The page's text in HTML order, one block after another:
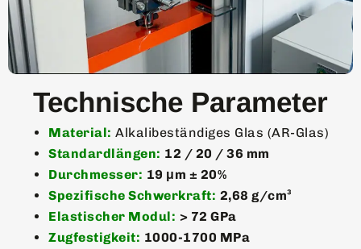
Technische Parameter
Material: Alkalibeständiges Glas (AR-Glas)
Standardlängen: 12 / 20 / 36 mm
Durchmesser: 19 μm ± 20%
Spezifische Schwerkraft: 2,68 g/cm³
Elastischer Modul: > 72 GPa
Zugfestigkeit: 1000-1700 MPa